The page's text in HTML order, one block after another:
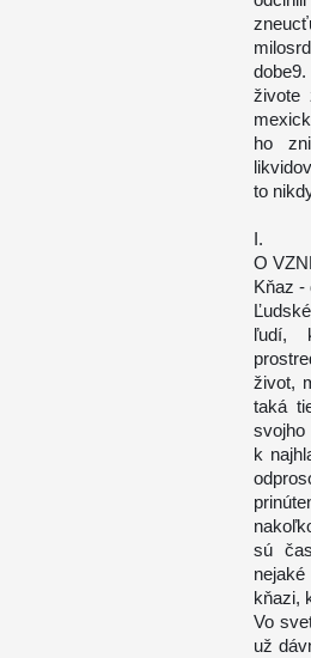
živote
ho
to
I.
O
Kňaz -
ľudí,
život,
taká
svojho
k
sú
kňazi,
Vo
už